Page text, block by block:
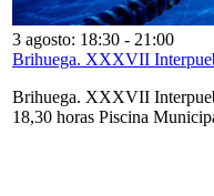
3 agosto: 18:30 - 21:00
Brihuega. XXXVII
Brihuega. XXXVII
18,30 horas Piscina